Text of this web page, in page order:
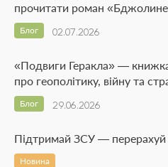
прочитати роман
02.07.2026
Блог
«Подвиги Геракла» —
про геополітику, війну та
29.06.2026
Блог
Підтримай ЗСУ — перерахуй
Новина